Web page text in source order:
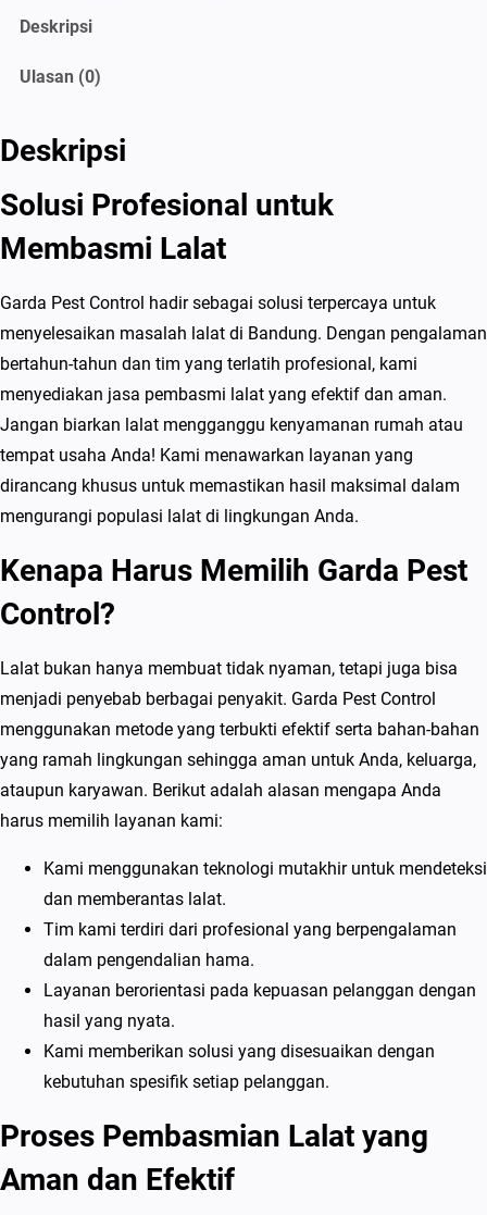
Deskripsi
Ulasan (0)
Deskripsi
Solusi Profesional untuk
Membasmi Lalat
Garda Pest Control hadir sebagai solusi terpercaya untuk
menyelesaikan masalah lalat di Bandung. Dengan pengalaman
bertahun-tahun dan tim yang terlatih profesional, kami
menyediakan jasa pembasmi lalat yang efektif dan aman.
Jangan biarkan lalat mengganggu kenyamanan rumah atau
tempat usaha Anda! Kami menawarkan layanan yang
dirancang khusus untuk memastikan hasil maksimal dalam
mengurangi populasi lalat di lingkungan Anda.
Kenapa Harus Memilih Garda Pest
Control?
Lalat bukan hanya membuat tidak nyaman, tetapi juga bisa
menjadi penyebab berbagai penyakit. Garda Pest Control
menggunakan metode yang terbukti efektif serta bahan-bahan
yang ramah lingkungan sehingga aman untuk Anda, keluarga,
ataupun karyawan. Berikut adalah alasan mengapa Anda
harus memilih layanan kami:
Kami menggunakan teknologi mutakhir untuk mendeteksi
dan memberantas lalat.
Tim kami terdiri dari profesional yang berpengalaman
dalam pengendalian hama.
Layanan berorientasi pada kepuasan pelanggan dengan
hasil yang nyata.
Kami memberikan solusi yang disesuaikan dengan
kebutuhan spesifik setiap pelanggan.
Proses Pembasmian Lalat yang
Aman dan Efektif